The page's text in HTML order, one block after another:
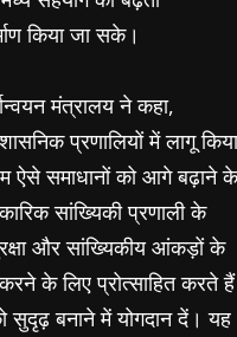
किया जा सके।
मंत्रालय ने कहा,
प्रणालियों में लागू किया
ऐसे समाधानों को आगे बढ़ाने के
सांख्यिकी प्रणाली के
और सांख्यिकीय आंकड़ों के
के लिए प्रोत्साहित करते हैं
सुदृढ़ बनाने में योगदान दें। यह